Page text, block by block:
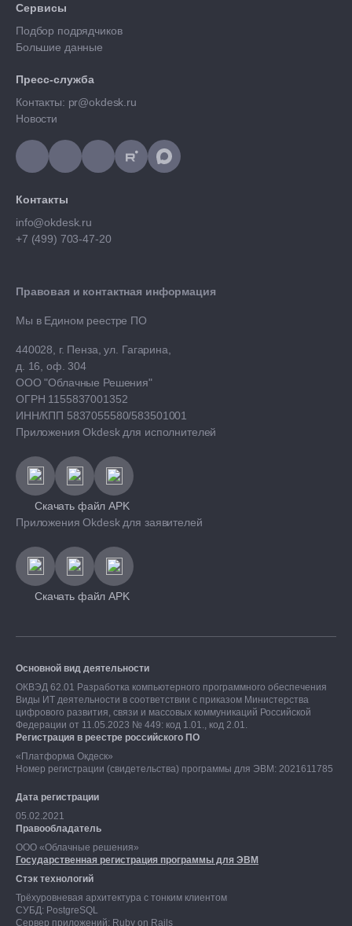
Правовая и контактная информация
Мы в Едином реестре ПО
440028, г. Пенза, ул. Гагарина,
д. 16, оф. 304
ООО "Облачные Решения"
ОГРН 1155837001352
ИНН/КПП 5837055580/583501001
Приложения Okdesk для исполнителей
Скачать файл APK
Приложения Okdesk для заявителей
Скачать файл APK
Сервисы
Подбор подрядчиков
Большие данные
Пресс-служба
Контакты: pr@okdesk.ru
Новости
Контакты
info@okdesk.ru
+7 (499) 703-47-20
Основной вид деятельности
ОКВЭД 62.01 Разработка компьютерного программного обеспечения
Виды ИТ деятельности в соответствии с приказом Министерства
цифрового развития, связи и массовых коммуникаций Российской
Федерации от 11.05.2023 № 449: код 1.01., код 2.01.
Регистрация в реестре российского ПО
«Платформа Окдеск»
Номер регистрации (свидетельства) программы для ЭВМ: 2021611785
Дата регистрации
05.02.2021
Правообладатель
ООО «Облачные решения»
Государственная регистрация программы для ЭВМ
Стэк технологий
Трёхуровневая архитектура с тонким клиентом
СУБД: PostgreSQL
Сервер приложений: Ruby on Rails